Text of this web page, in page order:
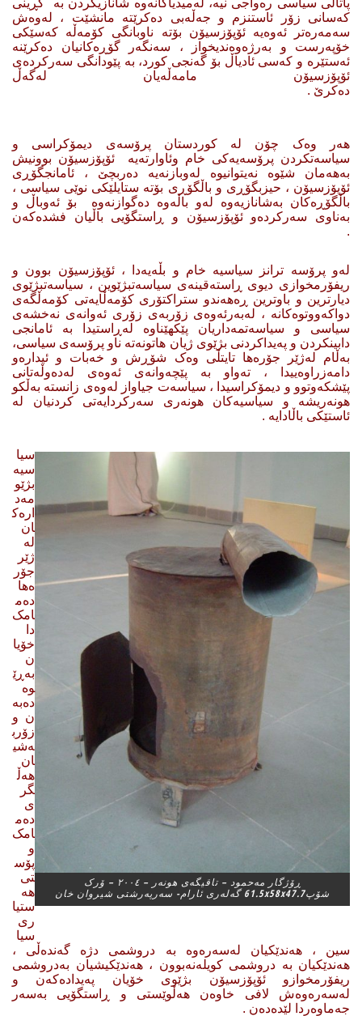
کەسانی زۆر ئاستنزم و جەڵەبی دەکرێتە مانشێت ، لەوەش
سەمەرەتر ئەوەیە ئۆپۆزسیۆن بۆتە ناوبانگی کۆمەڵە کەسێکی
خۆپەرست و بەرژەوەندیخواز ، سەنگەر گۆڕەکانیان دەکرێنە
ئەستێرە و کەسی ئادیاڵ بۆ گەنجی کورد، بە پێودانگی سەرکردەی
ئۆپۆزسیۆن مامەڵەیان لەگەڵ
دەکرێ .
هەر وەک چۆن لە کوردستان پرۆسەی دیمۆکراسی و
سیاسەتکردن پرۆسەیەکی خام وئاوارتەیە ئۆپۆزسیۆن بوونیش
بەهەمان شێوە نەیتوانیوە لەوبازنەیە دەربچێ ، ئامانجگۆڕی
ئۆپۆزسیۆن ، حیزبگۆڕی و باڵگۆڕی بۆتە ستایلێکی نوێی سیاسی ،
باڵگۆڕەکان بەشانازیەوە لەو باڵەوە دەگوازنەوە بۆ ئەوباڵ و
بەناوی سەرکردەو ئۆپۆزسیۆن و ڕاستگۆیی باڵیان فشدەکەن
.
لەو پرۆسە ترانز سیاسیە خام و بڵەیه‌دا ، ئۆپۆزسیۆن بوون و
ریفۆرمخوازی دیوی ڕاستەقینەی سیاسەتبژێوین ، سیاسەتبژێوی
دیارترین و باوترین ڕەهەندو ستراکتۆری کۆمەڵایەتی کۆمەڵگەی
دواکەووتوەکانە ، لەبەرئەوەی زۆربەی زۆری ئەوانەی نەخشەی
سیاسی و سیاسەتمەداریان پێکهێناوە لەڕاستیدا بە ئامانجی
دابینکردن و پەیداکردنی بژێوی ژیان هاتونەتە ناو پرۆسەی سیاسی،
بەڵام لەژێر جۆرەها تایتڵی وەک شۆڕش و خەبات و ئیدارەو
دامەزراوەییدا ، تەواو بە پێچەوانەی ئەوەی لەدەوڵەتانی
پێشکەوتوو و دیمۆکراسیدا ، سیاسەت جیاواز لەوەی زانستە بەڵکو
هونەریشە و سیاسیەکان هونەری سەرکردایەتی کردنیان لە
ئاستێکی باڵادایە .
ڕۆژگار مەحمود – تاقیگەی هونەر – ٢٠٠٤ – ۆرک
شۆپ61.5x58x47.7 گەلەری ئارام- سەرپەرشتی شیروان خان
سیا
سیە
بژێو
مەد
ارەک
ان
لە
ژێر
جۆر
ەها
دەم
امک
دا
خۆیا
ن
بەڕێ
وە
دەبە
ن و
زۆرب
ەشی
ان
هەڵ
گر
ی
دەم
امک
و
پۆس
تی
هە
ستیا
ری
سیا
سین ، هەندێکیان لەسەرەوە بە دروشمی دژە گەندەڵی ،
هەندێکیان بە دروشمی کویلەنەبوون ، هەندێکیشیان بەدروشمی
ریفۆرمخوازو ئۆپۆزسیۆن بژێوی خۆیان پەیدادەکەن و
لەسەرەوەش لافی خاوەن هەڵوێستی و ڕاستگۆیی بەسەر
جەماوەردا لێدەدەن .